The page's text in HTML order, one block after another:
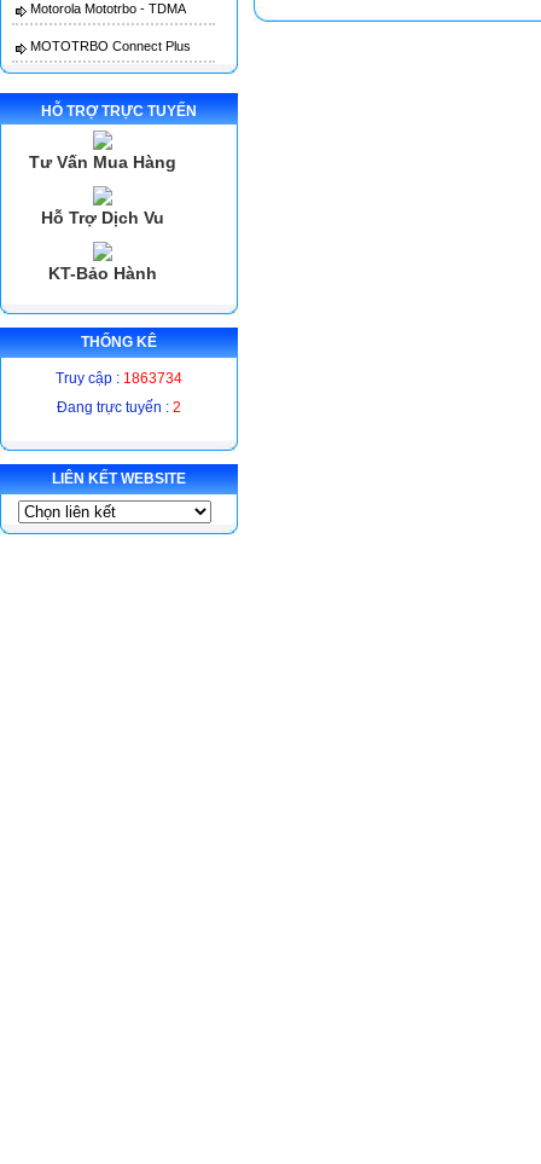
Motorola Mototrbo - TDMA
MOTOTRBO Connect Plus
HỖ TRỢ TRỰC TUYẾN
Tư Vấn Mua Hàng
Hỗ Trợ Dịch Vu
KT-Bảo Hành
THỐNG KÊ
Truy cập : 1863734
Đang trực tuyến : 2
LIÊN KẾT WEBSITE